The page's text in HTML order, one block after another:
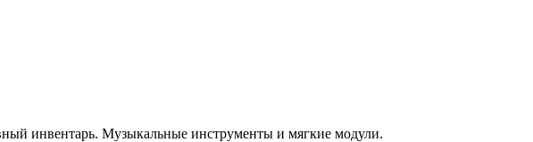
инвентарь. Музыкальные инструменты и мягкие модули.